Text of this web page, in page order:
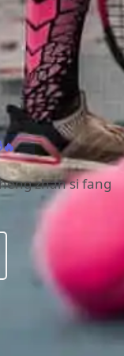
zhan si fang